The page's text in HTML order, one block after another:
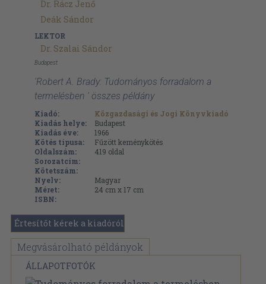
Dr. Rácz Jenő
Deák Sándor
LEKTOR
Dr. Szalai Sándor
Budapest
'Robert A. Brady: Tudományos forradalom a
termelésben ' összes példány
Kiadó:
Közgazdasági és Jogi Könyvkiadó
Kiadás helye:
Budapest
Kiadás éve:
1966
Kötés típusa:
Fűzött keménykötés
Oldalszám:
419 oldal
Sorozatcím:
Kötetszám:
Nyelv:
Magyar
Méret:
24 cm x 17 cm
ISBN:
Értesítőt kérek a kiadóról
Megvásárolható példányok
ÁLLAPOTFOTÓK